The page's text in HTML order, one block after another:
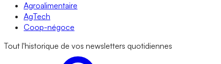
Agroalimentaire
AgTech
Coop-négoce
Tout l'historique de vos newsletters quotidiennes